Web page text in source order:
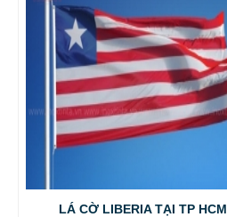
LÁ CỜ LIBERIA TẠI TP HCM